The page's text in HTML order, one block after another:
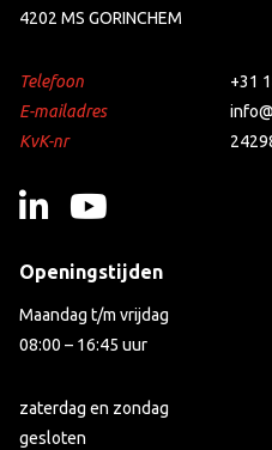
4202 MS GORINCHEM
Telefoon
+31
E-mailadres
KvK-nr
Openingstijden
Maandag t/m vrijdag
08:00 – 16:45 uur
zaterdag en zondag
gesloten